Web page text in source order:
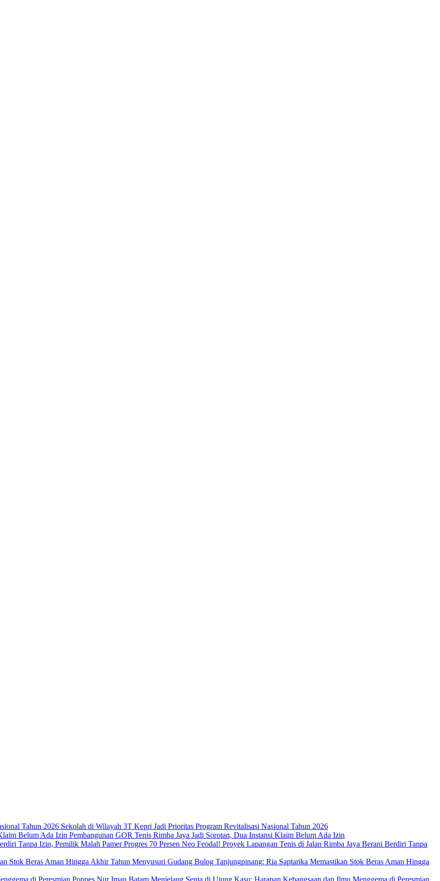
Sekolah di Wilayah 3T Kepri Jadi Prioritas Program Revitalisasi Nasional Tahun 2026
Pembangunan GOR Tenis Rimba Jaya Jadi Sorotan, Dua Instansi Klaim Belum Ada Izin
Neo Feodal! Proyek Lapangan Tenis di Jalan Rimba Jaya Berani Berdiri Tanpa
Menyusuri Gudang Bulog Tanjungpinang: Ria Saptarika Memastikan Stok Beras Aman Hingga
Menjelang Senja di Ujung Kasu: Harapan Kebangsaan dan Ilmu Menggema di Peresmian